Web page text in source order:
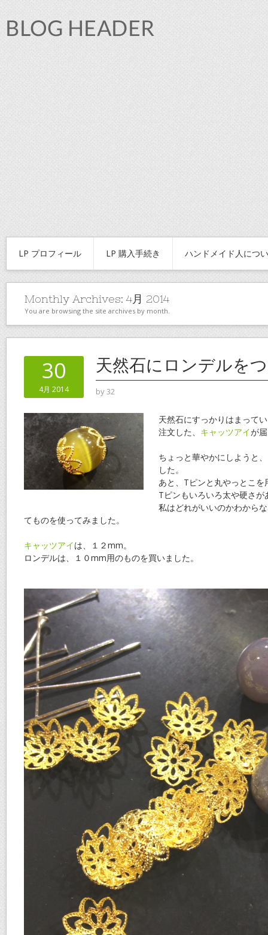
LP プロフィール LP 購入手続き ハンドメイド人につ
Monthly Archives: 4月 2014
You are browsing the site archives by month.
30
4月 2014
天然石にロンデルを
by32
天然石にすっかりはまって
注文した、 キャッツアイが
ちょっと華やかにしようと
した。
あと、Tピンと丸やっとこを
Tピンもいろいろ太や硬さ
私はどれがいいのかわから
てものを使ってみました。
キャッツアイは、１２mm。
ロンデルは、１０mm用のものを買いました。